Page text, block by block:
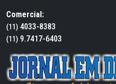
Comercial:
(11) 4033-8383
(11) 9.7417-6403